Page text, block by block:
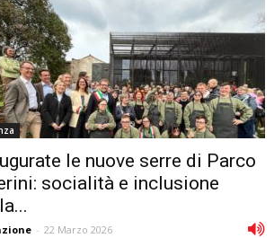
le nuove serre di Parco
socialità e inclusione
- 22 Marzo 2026